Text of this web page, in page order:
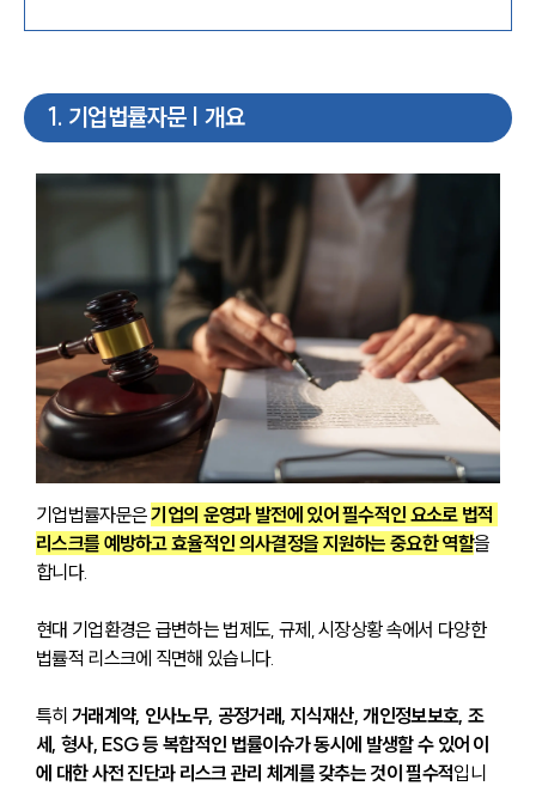
1 . 기업법률자문 | 개요
기업법률자문은 기업의 운영과 발전에 있어 필수적인 요소로 법적
리스크를 예방하고 효율적인 의사결정을 지원하는 중요한 역할을
합니다.
현대 기업환경은 급변하는 법제도, 규제, 시장상황 속에서 다양한
법률적 리스크에 직면해 있습니다.
특히 거래계약, 인사노무, 공정거래, 지식재산, 개인정보보호, 조
세, 형사, ESG 등 복합적인 법률이슈가 동시에 발생할 수 있어 이
에 대한 사전 진단과 리스크 관리 체계를 갖추는 것이 필수적입니